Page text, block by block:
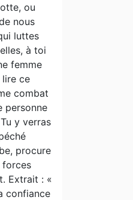
ou
nous
luttes
à toi
femme
ce
combat
personne
y verras
procure
forces
Extrait : «
confiance